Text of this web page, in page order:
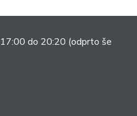
do 20:20 (odprto še